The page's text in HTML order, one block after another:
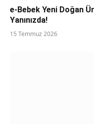
e-Bebek Yeni Doğan
Yanınızda!
15 Temmuz 2026